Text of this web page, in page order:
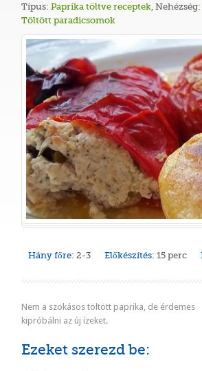
Típus: Paprika töltve receptek,
Töltött paradicsomok
Nehézség:
Hány főre: 2-3 Előkészítés: 15 perc
Nem a szokásos töltött paprika, de érdemes
kipróbálni az új ízeket.
Ezeket szerezd be: